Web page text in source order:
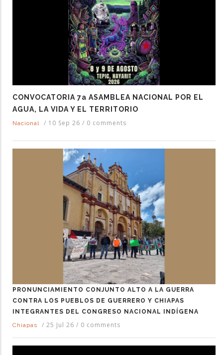
CONVOCATORIA 7a ASAMBLEA NACIONAL POR EL
AGUA, LA VIDA Y EL TERRITORIO
Nacional / 10 Sep 26 / 0 comments
PRONUNCIAMIENTO CONJUNTO ALTO A LA GUERRA
CONTRA LOS PUEBLOS DE GUERRERO Y CHIAPAS
INTEGRANTES DEL CONGRESO NACIONAL INDÍGENA
Chiapas
/ 25 Jul 26 / 0 comments